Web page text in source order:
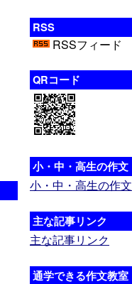
RSS
RSSフィード
QRコード
小・中・高生の作文
小・中・高生の作文
主な記事リンク
主な記事リンク
通学できる作文教室